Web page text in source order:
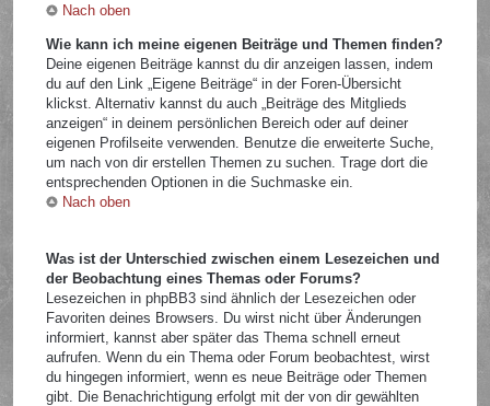
Nach oben
Wie kann ich meine eigenen Beiträge und Themen finden?
Deine eigenen Beiträge kannst du dir anzeigen lassen, indem
du auf den Link „Eigene Beiträge“ in der Foren-Übersicht
klickst. Alternativ kannst du auch „Beiträge des Mitglieds
anzeigen“ in deinem persönlichen Bereich oder auf deiner
eigenen Profilseite verwenden. Benutze die erweiterte Suche,
um nach von dir erstellen Themen zu suchen. Trage dort die
entsprechenden Optionen in die Suchmaske ein.
Nach oben
Was ist der Unterschied zwischen einem Lesezeichen und
der Beobachtung eines Themas oder Forums?
Lesezeichen in phpBB3 sind ähnlich der Lesezeichen oder
Favoriten deines Browsers. Du wirst nicht über Änderungen
informiert, kannst aber später das Thema schnell erneut
aufrufen. Wenn du ein Thema oder Forum beobachtest, wirst
du hingegen informiert, wenn es neue Beiträge oder Themen
gibt. Die Benachrichtigung erfolgt mit der von dir gewählten